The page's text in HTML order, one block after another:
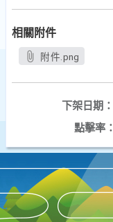
相關附件
附件.png
下架日期：
點擊率：